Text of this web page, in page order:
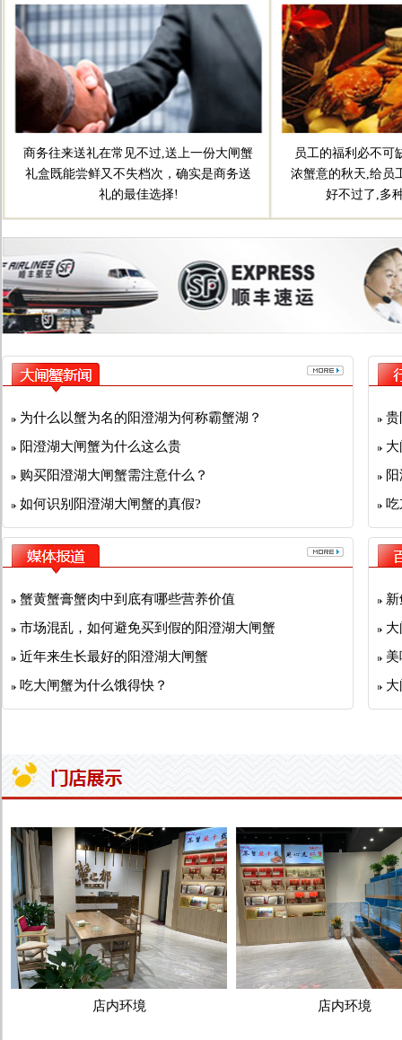
商务往来送礼在常见不过,送上一份大闸蟹
礼盒既能尝鲜又不失档次，确实是商务送
礼的最佳选择!
员工的福利必不可
浓蟹意的秋天,给员
好不过了,多
为什么以蟹为名的阳澄湖为何称霸蟹湖？
阳澄湖大闸蟹为什么这么贵
购买阳澄湖大闸蟹需注意什么？
如何识别阳澄湖大闸蟹的真假?
蟹黄蟹膏蟹肉中到底有哪些营养价值
市场混乱，如何避免买到假的阳澄湖大闸蟹
近年来生长最好的阳澄湖大闸蟹
吃大闸蟹为什么饿得快？
贵
店内环境 店内环境